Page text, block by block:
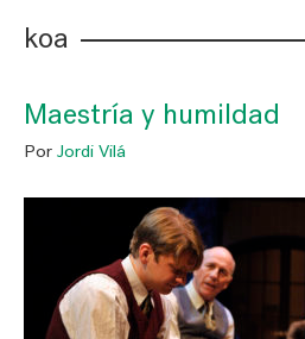
koa
Maestría y humildad
Por Jordi Vilá